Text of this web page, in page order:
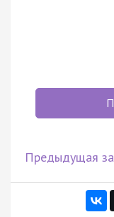
Предыдущая